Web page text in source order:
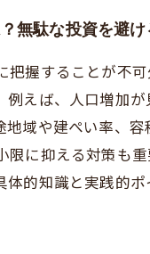
無駄な投資を避け
握することが不
えば、人口増加
域や建ぺい率、
に抑える対策も
的知識と実践的